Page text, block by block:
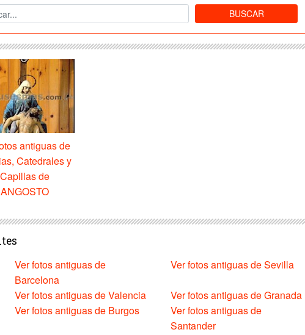
BUSCAR
antiguas de
Catedrales y
Capillas de
ANGOSTO
Ver fotos antiguas de
Barcelona
Ver fotos antiguas de Sevilla
Ver fotos antiguas de Valencia
Ver fotos antiguas de Granada
Ver fotos antiguas de Burgos
Ver fotos antiguas de
Santander